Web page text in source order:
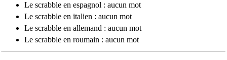
Le scrabble en espagnol : aucun mot
Le scrabble en italien : aucun mot
Le scrabble en allemand : aucun mot
Le scrabble en roumain : aucun mot